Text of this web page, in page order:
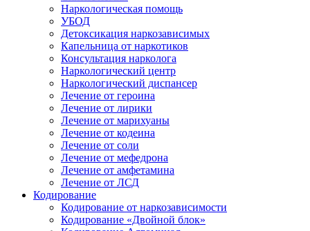
Наркологическая помощь
УБОД
Детоксикация наркозависимых
Капельница от наркотиков
Консультация нарколога
Наркологический центр
Наркологический диспансер
Лечение от героина
Лечение от лирики
Лечение от марихуаны
Лечение от кодеина
Лечение от соли
Лечение от мефедрона
Лечение от амфетамина
Лечение от ЛСД
Кодирование
Кодирование от наркозависимости
Кодирование «Двойной блок»